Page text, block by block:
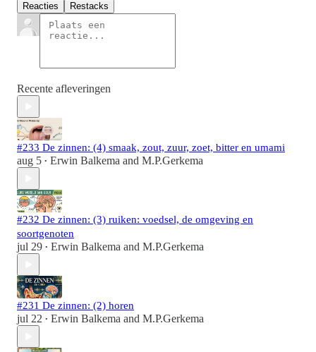
Reacties Restacks
Recente afleveringen
#233 De zinnen: (4) smaak, zout, zuur, zoet, bitter en umami
aug 5 • Erwin Balkema and M.P.Gerkema
#232 De zinnen: (3) ruiken: voedsel, de omgeving en
soortgenoten
jul 29 • Erwin Balkema and M.P.Gerkema
#231 De zinnen: (2) horen
jul 22 • Erwin Balkema and M.P.Gerkema